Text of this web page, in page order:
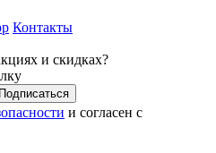
Контакты
и скидках?
Подписаться
и согласен с